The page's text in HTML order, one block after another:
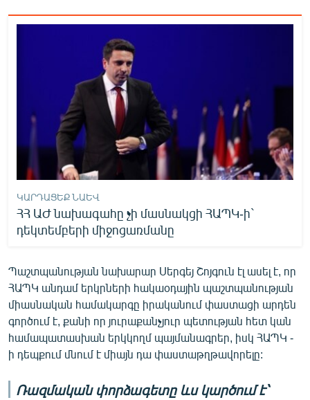
«Ազատության» բոլոր կայքերը
ԿԱՐԴԱՑԵՔ ՆԱԵՎ
ՀՀ ԱԺ նախագահը չի մասնակցի ՀԱՊԿ-ի`
դեկտեմբերի միջոցառմանը
Պաշտպանության նախարար Սերգեյ Շոյգուն էլ ասել է, որ
ՀԱՊԿ անդամ երկրների հակաօդային պաշտպանության
միասնական համակարգը իրականում փաստացի արդեն
գործում է, քանի որ յուրաքանչյուր պետության հետ կան
համապատասխան երկկողմ պայմանագրեր, իսկ ՀԱՊԿ -
ի դեպքում մնում է միայն դա փաստաթղթավորելը:
Ռազմական փորձագետը ևս կարծում է՝